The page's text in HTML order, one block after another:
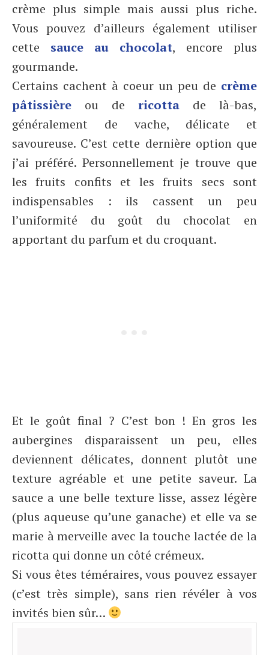
crème plus simple mais aussi plus riche.
Vous pouvez d’ailleurs également utiliser
cette sauce au chocolat, encore plus
gourmande.
Certains cachent à coeur un peu de crème
pâtissière ou de ricotta de là-bas,
généralement de vache, délicate et
savoureuse. C’est cette dernière option que
j’ai préféré. Personnellement je trouve que
les fruits confits et les fruits secs sont
indispensables : ils cassent un peu
l’uniformité du goût du chocolat en
apportant du parfum et du croquant.
Et le goût final ? C’est bon ! En gros les
aubergines disparaissent un peu, elles
deviennent délicates, donnent plutôt une
texture agréable et une petite saveur. La
sauce a une belle texture lisse, assez légère
(plus aqueuse qu’une ganache) et elle va se
marie à merveille avec la touche lactée de la
ricotta qui donne un côté crémeux.
Si vous êtes téméraires, vous pouvez essayer
(c’est très simple), sans rien révéler à vos
invités bien sûr…